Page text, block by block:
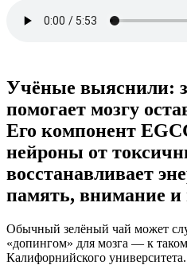
Учёные выяснили:
помогает мозгу
Его компонент
нейроны от
восстанавливает
память, внимание и
Обычный зелёный чай может
«допингом» для мозга — к
Калифорнийского